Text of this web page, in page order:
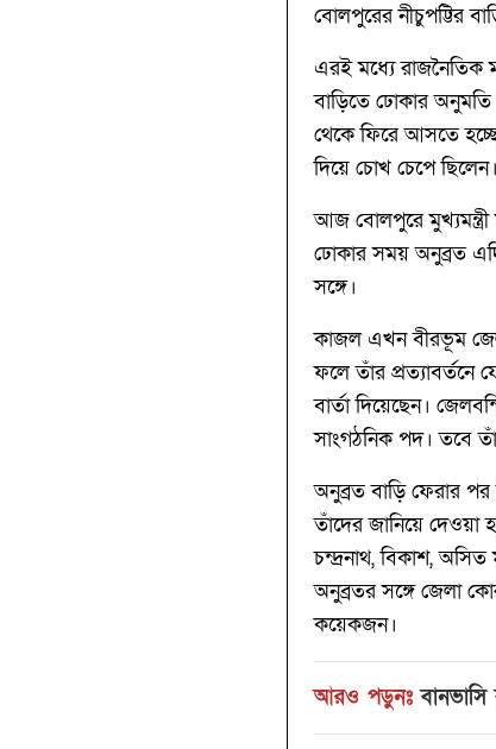
বোলপুরের নীচুপট্টির
এরই মধ্যে রাজনৈতিক
বাড়িতে ঢোকার
থেকে ফিরে আসতে
দিয়ে চোখ চেপে ছিলেন।
আজ বোলপুরে মুখ্যমন্ত্রী
ঢোকার সময় অনুব্রত
সঙ্গে।
কাজল এখন বীরভূম
ফলে তাঁর প্রত্যাবর্তনে
বার্তা দিয়েছেন।
সাংগঠনিক পদ। তবে
অনুব্রত বাড়ি ফেরার
তাঁদের জানিয়ে দেওয়া
চন্দ্রনাথ, বিকাশ,
অনুব্রতর সঙ্গে জেলা
কয়েকজন।
আরও পড়ুনঃ